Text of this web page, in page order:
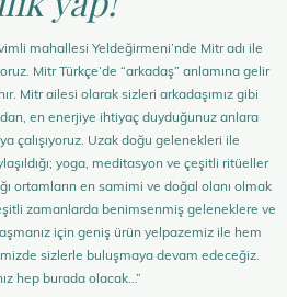
mahallesi Yeldeğirmeni’nde Mitr adı ile
Mitr Türkçe’de “arkadaş” anlamına gelir
Mitr ailesi olarak sizleri arkadaşımız gibi
en enerjiye ihtiyaç duyduğunuz anlara
çalışıyoruz. Uzak doğu gelenekleri ile
yoga, meditasyon ve çeşitli ritüeller
ortamların en samimi ve doğal olanı olmak
zamanlarda benimsenmiş geleneklere ve
için geniş ürün yelpazemiz ile hem
sizlerle buluşmaya devam edeceğiz.
hep burada olacak…”